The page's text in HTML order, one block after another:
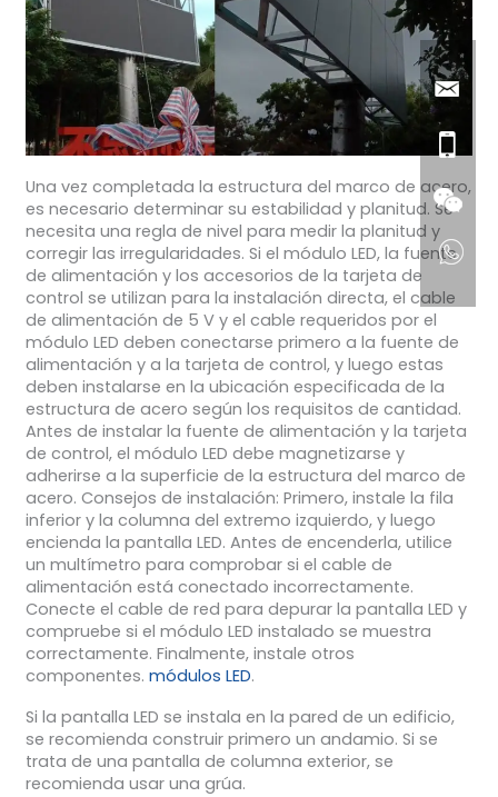
Una vez completada la estructura del marco de acero,
es necesario determinar su estabilidad y planitud. Se
necesita una regla de nivel para medir la planitud y
corregir las irregularidades. Si el módulo LED, la fuente
de alimentación y los accesorios de la tarjeta de
control se utilizan para la instalación directa, el cable
de alimentación de 5 V y el cable requeridos por el
módulo LED deben conectarse primero a la fuente de
alimentación y a la tarjeta de control, y luego estas
deben instalarse en la ubicación especificada de la
estructura de acero según los requisitos de cantidad.
Antes de instalar la fuente de alimentación y la tarjeta
de control, el módulo LED debe magnetizarse y
adherirse a la superficie de la estructura del marco de
acero. Consejos de instalación: Primero, instale la fila
inferior y la columna del extremo izquierdo, y luego
encienda la pantalla LED. Antes de encenderla, utilice
un multímetro para comprobar si el cable de
alimentación está conectado incorrectamente.
Conecte el cable de red para depurar la pantalla LED y
compruebe si el módulo LED instalado se muestra
correctamente. Finalmente, instale otros
componentes. módulos LED.
Si la pantalla LED se instala en la pared de un edificio,
se recomienda construir primero un andamio. Si se
trata de una pantalla de columna exterior, se
recomienda usar una grúa.